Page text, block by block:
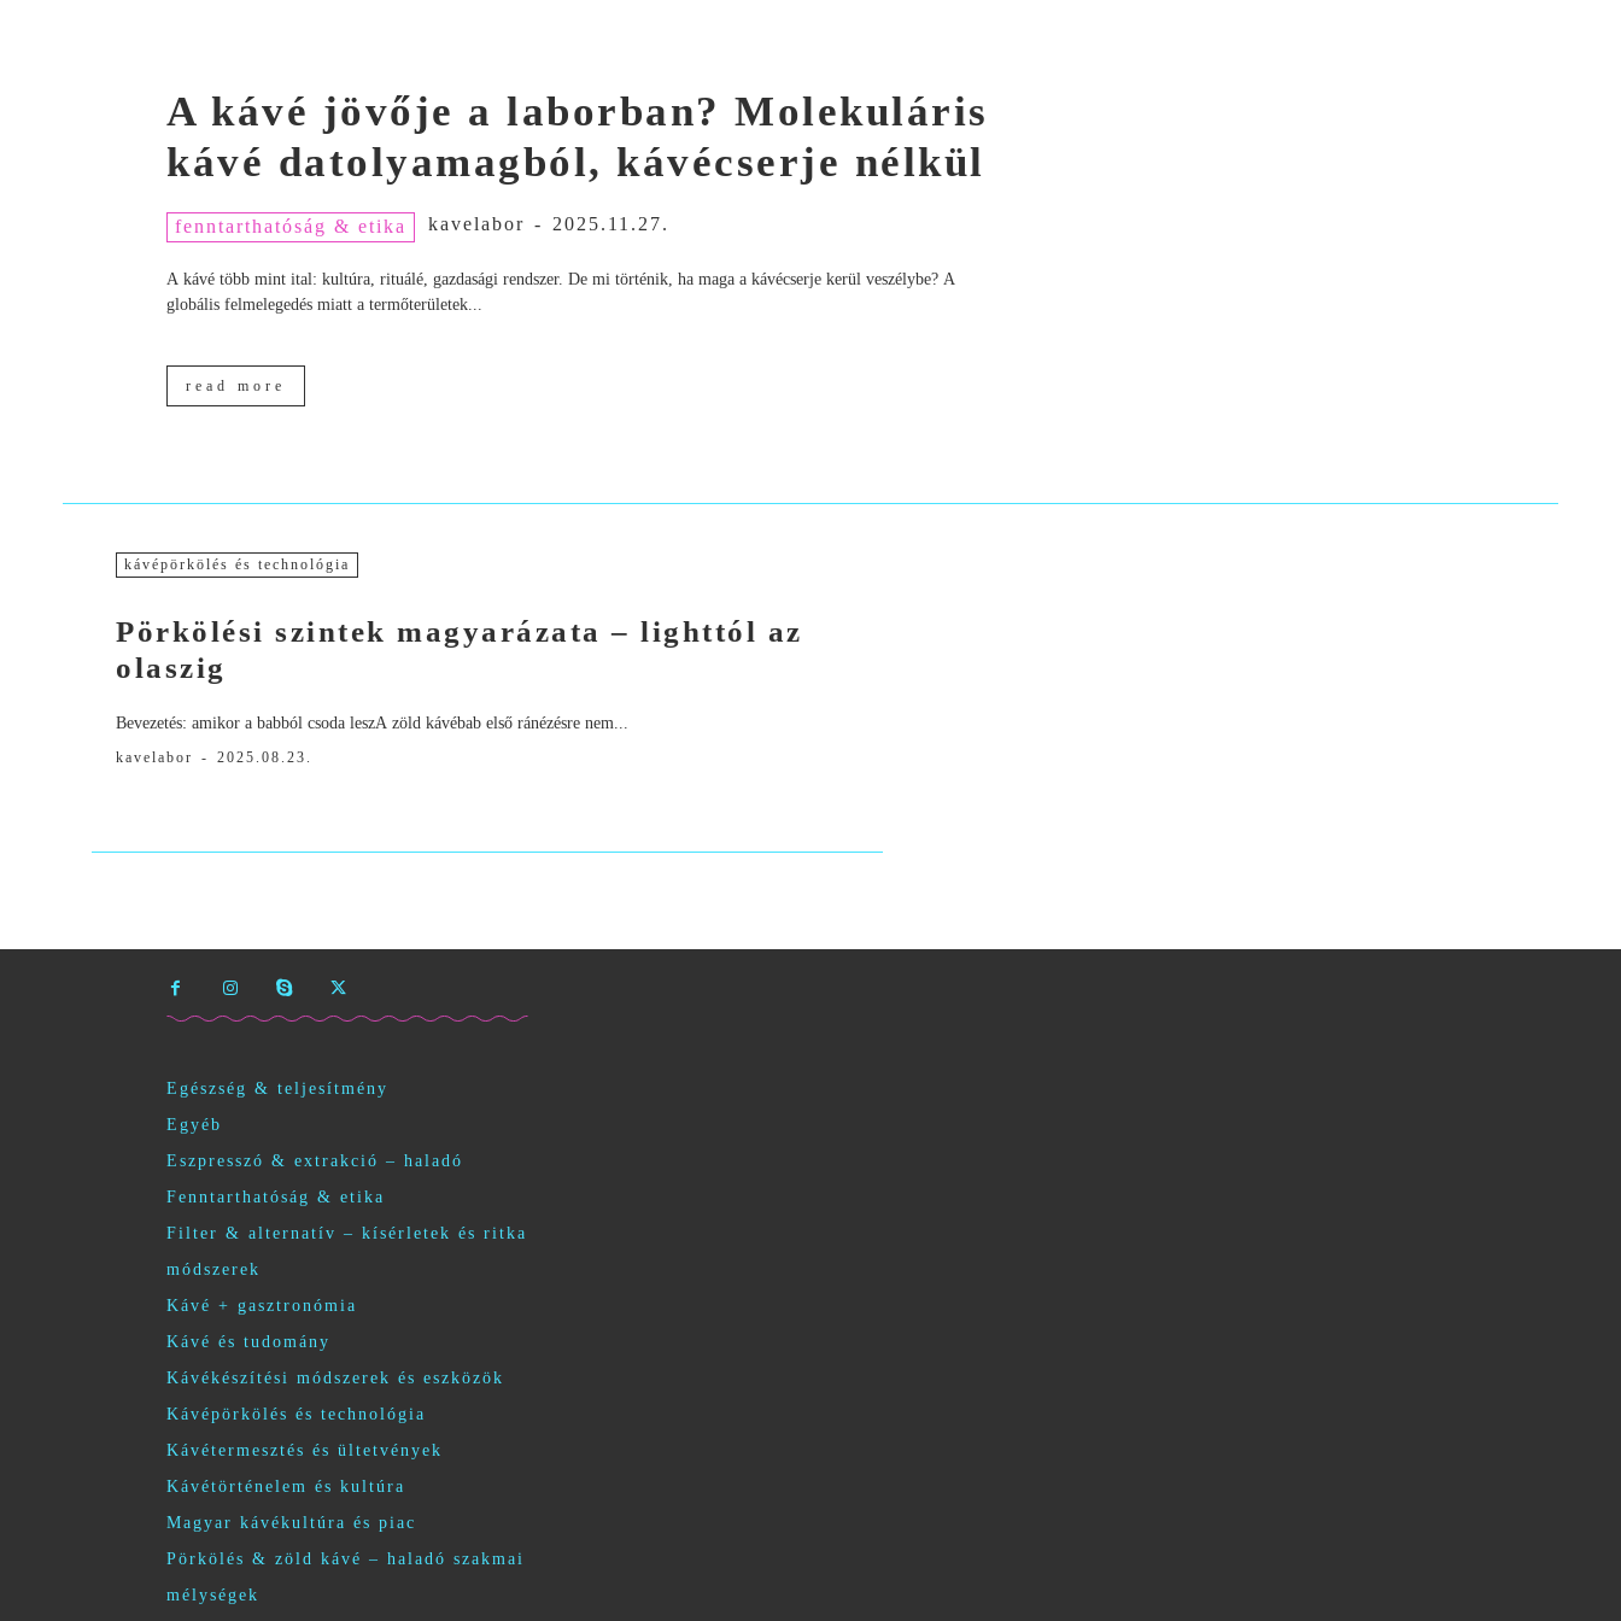
A kávé jövője a laborban? Molekuláris
kávé datolyamagból, kávécserje nélkül
fenntarthatóság & etika kavelabor - 2025.11.27.
A kávé több mint ital: kultúra, rituálé, gazdasági rendszer. De mi történik, ha maga a kávécserje kerül veszélybe? A
globális felmelegedés miatt a termőterületek...
read more
kávépörkölés és technológia
Pörkölési szintek magyarázata – lighttól az
olaszig
Bevezetés: amikor a babból csoda leszA zöld kávébab első ránézésre nem...
kavelabor - 2025.08.23.
Egészség & teljesítmény
Egyéb
Eszpresszó & extrakció – haladó
Fenntarthatóság & etika
Filter & alternatív – kísérletek és ritka
módszerek
Kávé + gasztronómia
Kávé és tudomány
Kávékészítési módszerek és eszközök
Kávépörkölés és technológia
Kávétermesztés és ültetvények
Kávétörténelem és kultúra
Magyar kávékultúra és piac
Pörkölés & zöld kávé – haladó szakmai
mélységek